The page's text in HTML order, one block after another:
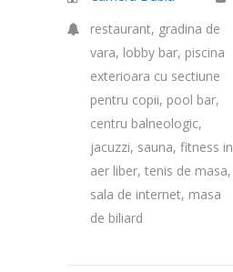
restaurant, gradina de
vara, lobby bar, piscina
exterioara cu sectiune
pentru copii, pool bar,
centru balneologic,
jacuzzi, sauna, fitness in
aer liber, tenis de masa,
sala de internet, masa
de biliard